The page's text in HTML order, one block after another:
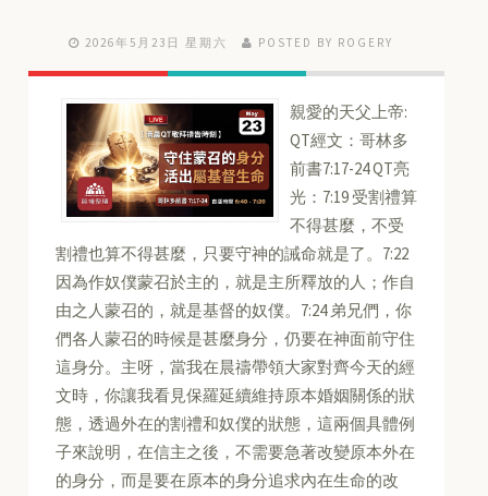
2026年5月23日 星期六 POSTED BY ROGERY
親愛的天父上帝:
QT經文：哥林多
前書7:17-24 QT亮
光：7:19 受割禮算
不得甚麼，不受
割禮也算不得甚麼，只要守神的誡命就是了。7:22
因為作奴僕蒙召於主的，就是主所釋放的人；作自
由之人蒙召的，就是基督的奴僕。7:24 弟兄們，你
們各人蒙召的時候是甚麼身分，仍要在神面前守住
這身分。主呀，當我在晨禱帶領大家對齊今天的經
文時，你讓我看見保羅延續維持原本婚姻關係的狀
態，透過外在的割禮和奴僕的狀態，這兩個具體例
子來說明，在信主之後，不需要急著改變原本外在
的身分，而是要在原本的身分追求內在生命的改